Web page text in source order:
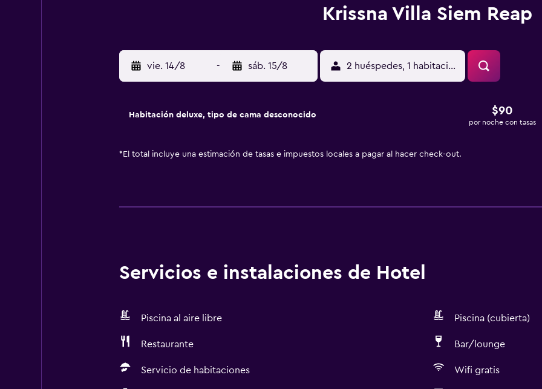
Krissna Villa Siem Reap
vie. 14/8 - sáb. 15/8 2 huéspedes, 1 habitación
Habitación deluxe, tipo de cama desconocido $90
por noche con tasas
* El total incluye una estimación de tasas e impuestos locales a pagar al hacer check-out.
Servicios e instalaciones de Hotel
Piscina al aire libre Piscina (cubierta)
Restaurante Bar/lounge
Servicio de habitaciones Wifi gratis